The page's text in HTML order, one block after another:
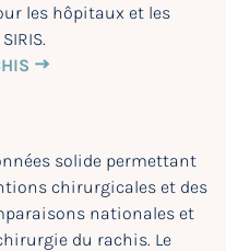
les hôpitaux et les
solide permettant
chirurgicales et des
nationales et
du rachis. Le